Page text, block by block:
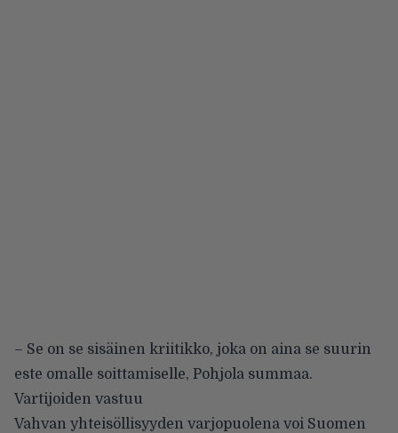
– Se on se sisäinen kriitikko, joka on aina se suurin
este omalle soittamiselle, Pohjola summaa.
Vartijoiden vastuu
Vahvan yhteisöllisyyden varjopuolena voi Suomen